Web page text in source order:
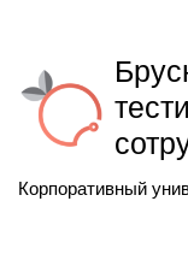
ВНЕДРЕНИЕ
ПОДДЕРЖКА
Корпоративный